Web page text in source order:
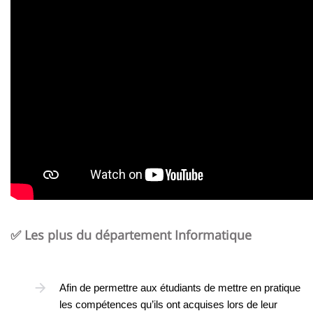
✅ Les plus du département Informatique
Afin de permettre aux étudiants de mettre en pratique
les compétences qu’ils ont acquises lors de leur